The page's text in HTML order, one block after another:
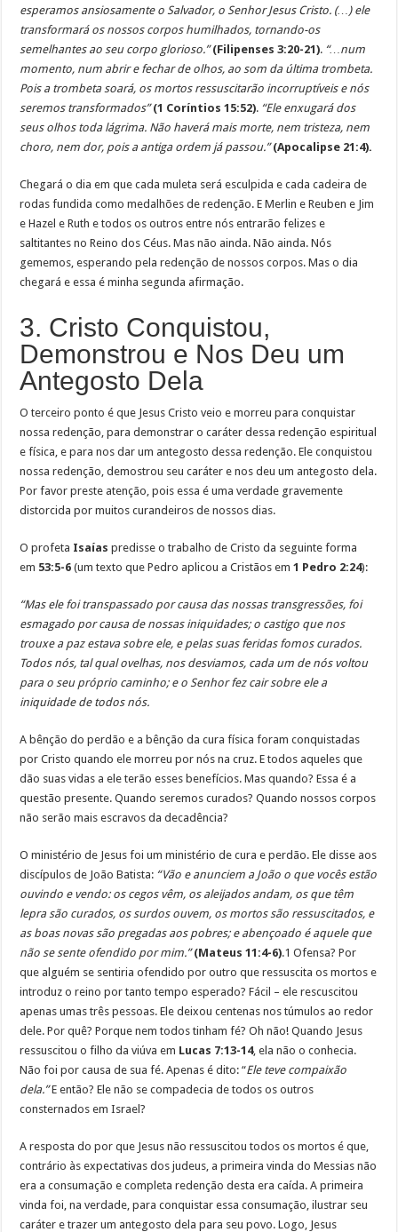
esperamos ansiosamente o Salvador, o Senhor Jesus Cristo. (…) ele
transformará os nossos corpos humilhados, tornando-os
semelhantes ao seu corpo glorioso.” (Filipenses 3:20-21). “…num
momento, num abrir e fechar de olhos, ao som da última trombeta.
Pois a trombeta soará, os mortos ressuscitarão incorruptíveis e nós
seremos transformados”(1 Coríntios 15:52). “Ele enxugará dos
seus olhos toda lágrima. Não haverá mais morte, nem tristeza, nem
choro, nem dor, pois a antiga ordem já passou.”(Apocalipse 21:4).
Chegará o dia em que cada muleta será esculpida e cada cadeira de
rodas fundida como medalhões de redenção. E Merlin e Reuben e Jim
e Hazel e Ruth e todos os outros entre nós entrarão felizes e
saltitantes no Reino dos Céus. Mas não ainda. Não ainda. Nós
gememos, esperando pela redenção de nossos corpos. Mas o dia
chegará e essa é minha segunda afirmação.
3. Cristo Conquistou,
Demonstrou e Nos Deu um
Antegosto Dela
O terceiro ponto é que Jesus Cristo veio e morreu para conquistar
nossa redenção, para demonstrar o caráter dessa redenção espiritual
e física, e para nos dar um antegosto dessa redenção. Ele conquistou
nossa redenção, demostrou seu caráter e nos deu um antegosto dela.
Por favor preste atenção, pois essa é uma verdade gravemente
distorcida por muitos curandeiros de nossos dias.
O profeta Isaías predisse o trabalho de Cristo da seguinte forma
em 53:5-6(um texto que Pedro aplicou a Cristãos em1 Pedro 2:24):
“Mas ele foi transpassado por causa das nossas transgressões, foi
esmagado por causa de nossas iniquidades; o castigo que nos
trouxe a paz estava sobre ele, e pelas suas feridas fomos curados.
Todos nós, tal qual ovelhas, nos desviamos, cada um de nós voltou
para o seu próprio caminho; e o Senhor fez cair sobre ele a
iniquidade de todos nós.
A bênção do perdão e a bênção da cura física foram conquistadas
por Cristo quando ele morreu por nós na cruz. E todos aqueles que
dão suas vidas a ele terão esses benefícios. Mas quando? Essa é a
questão presente. Quando seremos curados? Quando nossos corpos
não serão mais escravos da decadência?
O ministério de Jesus foi um ministério de cura e perdão. Ele disse aos
discípulos de João Batista: “Vão e anunciem a João o que vocês estão
ouvindo e vendo: os cegos vêm, os aleijados andam, os que têm
lepra são curados, os surdos ouvem, os mortos são ressuscitados, e
as boas novas são pregadas aos pobres; e abençoado é aquele que
não se sente ofendido por mim.”(Mateus 11:4-6).1 Ofensa? Por
que alguém se sentiria ofendido por outro que ressuscita os mortos e
introduz o reino por tanto tempo esperado? Fácil – ele rescuscitou
apenas umas três pessoas. Ele deixou centenas nos túmulos ao redor
dele. Por quê? Porque nem todos tinham fé? Oh não! Quando Jesus
ressuscitou o filho da viúva em Lucas 7:13-14, ela não o conhecia.
Não foi por causa de sua fé. Apenas é dito: “Ele teve compaixão
dela.”E então? Ele não se compadecia de todos os outros
consternados em Israel?
A resposta do por que Jesus não ressuscitou todos os mortos é que,
contrário às expectativas dos judeus, a primeira vinda do Messias não
era a consumação e completa redenção desta era caída. A primeira
vinda foi, na verdade, para conquistar essa consumação, ilustrar seu
caráter e trazer um antegosto dela para seu povo. Logo, Jesus